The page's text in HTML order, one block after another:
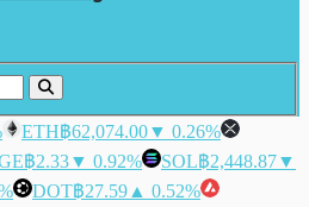
ETH฿62,074.00▼ 0.26%
฿2.33▼ 0.92% SOL฿2,448.87▼
DOT฿27.59 ▲ 0.52%